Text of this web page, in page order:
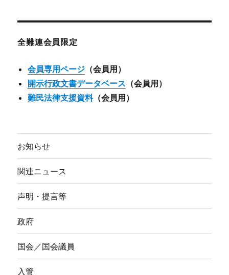
ブ
全難連会員限定
会員専用ページ （会員用）
開示行政文書データベース （会員用）
難民法律支援資料（会員用）
お知らせ
関連ニュース
声明・提言等
政府
国会／国会議員
入管